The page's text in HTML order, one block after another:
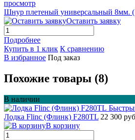
просмотр
Шнур плетеный универсальный 8мм.
Оставить заявку
Подробнее
Купить в 1 клик К сравнению
В избранное Под заказ
Похожие товары (8)
В наличии
Лодка Flinc (Флинк) F280TL 22 300
В корзину